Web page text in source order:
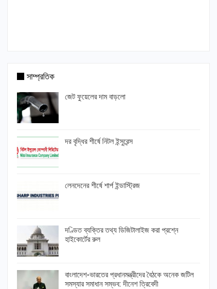
সাম্প্রতিক
জেট ফুয়েলের দাম বাড়লো
দর বৃদ্ধির শীর্ষে নিটল ইন্সুরেন্স
লেনদেনের শীর্ষে শার্প ইন্ডাস্ট্রিজ
দণ্ডিত ব্যক্তির তথ্য ডিজিটালাইজ করা প্রশ্নে
হাইকোর্টের রুল
বাংলাদেশ-ভারতের প্রধানমন্ত্রীদের বৈঠকে অনেক জটিল
সমস্যার সমাধান সম্ভব: দীনেশ ত্রিবেদী